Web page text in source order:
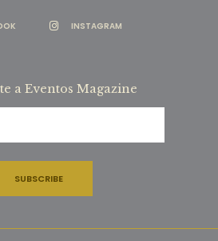
INSTAGRAM
a Eventos Magazine